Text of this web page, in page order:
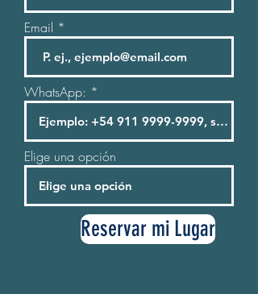
Email
WhatsApp:
Elige una opción
Reservar mi Lugar